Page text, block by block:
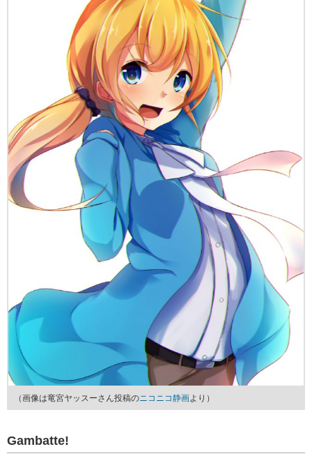
（画像は竜宮ヤッスーさん投稿のニコニコ静画より）
Gambatte!